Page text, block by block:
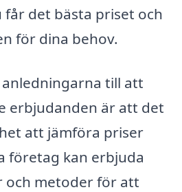
det bästa priset och
för dina behov.
anledningarna till att
erbjudanden är att det
att jämföra priser
företag kan erbjuda
och metoder för att